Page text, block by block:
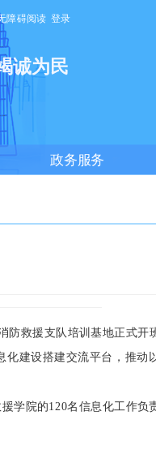
登录
障碍阅读
诚为民
政务服务
救援支队培训基地正式开
建设搭建交流平台，推动
学院的120名信息化工作负